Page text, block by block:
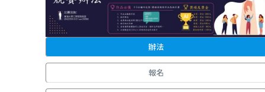
辦法
報名